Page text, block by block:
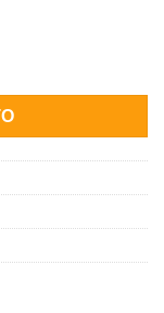
Kawasaki KX80